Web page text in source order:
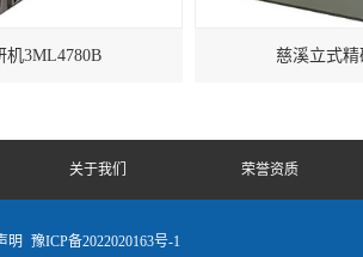
机3ML4780B 慈溪立式精
关于我们 荣誉资质
明 豫ICP备2022020163号-1